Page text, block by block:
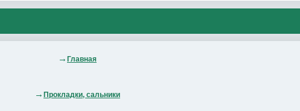
Главная
Прокладки, сальники